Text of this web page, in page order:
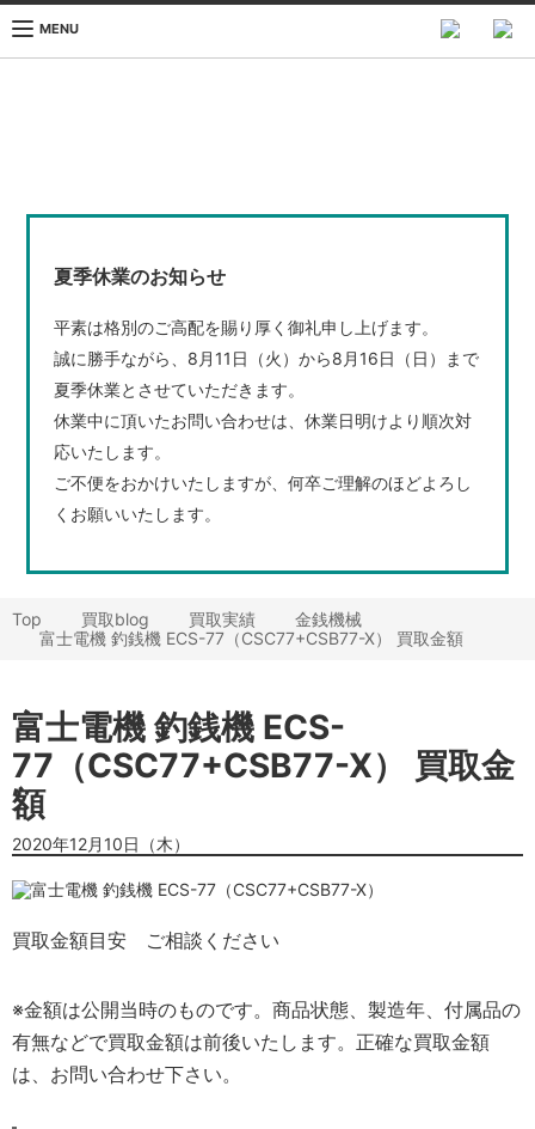
MENU
夏季休業のお知らせ
平素は格別のご高配を賜り厚く御礼申し上げます。
誠に勝手ながら、8月11日（火）から8月16日（日）まで
夏季休業とさせていただきます。
休業中に頂いたお問い合わせは、休業日明けより順次対
応いたします。
ご不便をおかけいたしますが、何卒ご理解のほどよろし
くお願いいたします。
Top 買取blog 買取実績
金銭機械
富士電機 釣銭機 ECS-77（CSC77+CSB77-X） 買取金額
富士電機 釣銭機 ECS-
77（CSC77+CSB77-X） 買取金
額
2020年12月10日（木）
買取金額目安 ご相談ください
※金額は公開当時のものです。商品状態、製造年、付属品の
有無などで買取金額は前後いたします。正確な買取金額
は、お問い合わせ下さい。